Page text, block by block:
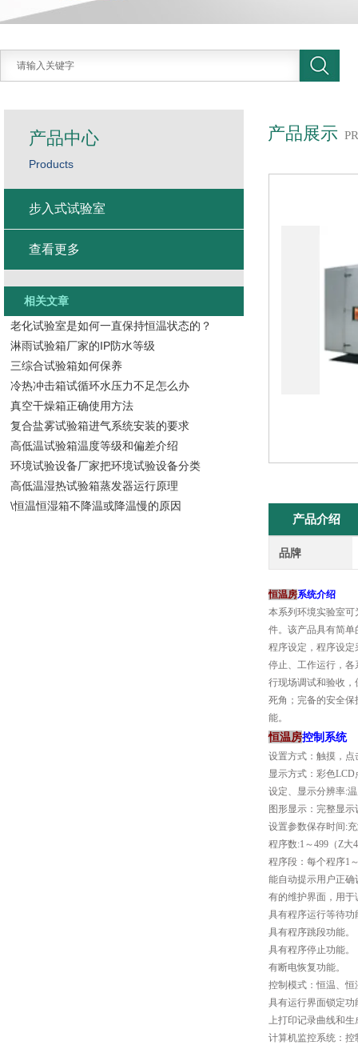
产品展示
产品介绍
品牌
恒温房系统介绍
本系列环境实验室
件。该产品具有简
程序设定，程序设
停止、工作运行，
行现场调试和验收
死角；完备的安全
能。
恒温房控制系统
设置方式：触摸，点
显示方式：彩色
设定、显示分辨率:
图形显示：完整显
设置参数保存时间:
程序数:1～499（Z大
程序段：每个程序1
能自动提示用户正
有的维护界面，用
具有程序运行等待功
具有程序跳段功能。
具有程序停止功能。
有断电恢复功能。
控制模式：恒温、恒
具有运行界面锁定功
上打印记录曲线和
计算机监控系统：
产品中心
Products
步入式试验室
查看更多
相关文章
老化试验室是如何一直保持恒温状态的？
淋雨试验箱厂家的IP防水等级
三综合试验箱如何保养
冷热冲击箱试循环水压力不足怎么办
真空干燥箱正确使用方法
复合盐雾试验箱进气系统安装的要求
高低温试验箱温度等级和偏差介绍
环境试验设备厂家把环境试验设备分类
高低温湿热试验箱蒸发器运行原理
\恒温恒湿箱不降温或降温慢的原因